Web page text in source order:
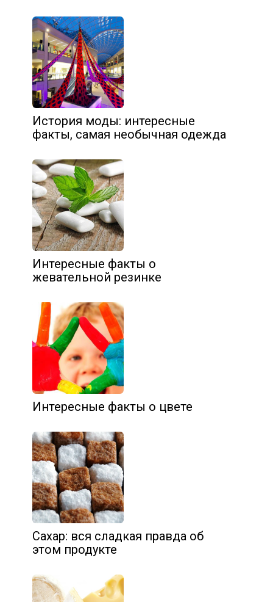
История моды: интересные
факты, самая необычная одежда
Интересные факты о
жевательной резинке
Интересные факты о цвете
Сахар: вся сладкая правда об
этом продукте